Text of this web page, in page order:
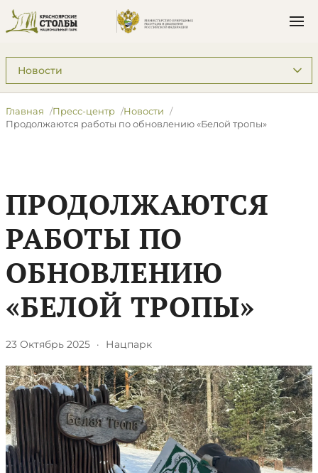
Подразделы: Пресс-центр
Главная Пресс-центр
Новости
​Продолжаются работы по обновлению «Белой тропы»
​ПРОДОЛЖАЮТСЯ
РАБОТЫ ПО
ОБНОВЛЕНИЮ
«БЕЛОЙ ТРОПЫ»
23 Октябрь 2025 · Нацпарк